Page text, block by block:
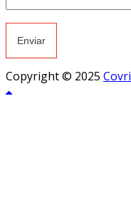
Copyright © 2025 Covri